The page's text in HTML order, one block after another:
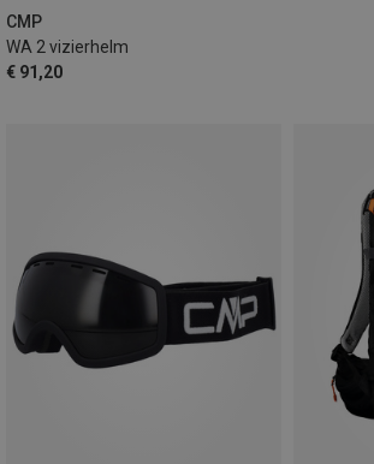
CMP
WA 2 vizierhelm
€ 91,20
XL | 58-62CM